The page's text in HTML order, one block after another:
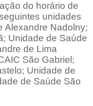
do horário de
unidades
Alexandre Nadolny;
Unidade de Saúde
de Lima
São Gabriel;
Unidade de
de Saúde São